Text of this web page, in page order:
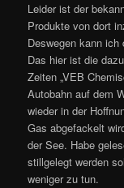
Leider ist der
Produkte von dort
Deswegen kann
Das hier ist die
Zeiten „VEB
Autobahn auf dem
wieder in der
Gas abgefackelt
der See. Habe
stillgelegt werden
weniger zu tun.